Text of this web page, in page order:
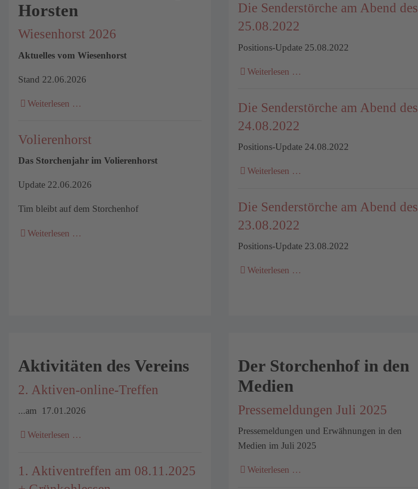
Horsten
Wiesenhorst 2026
Aktuelles vom Wiesenhorst
Stand 22.06.2026
Weiterlesen …
Volierenhorst
Das Storchenjahr im Volierenhorst
Update 22.06.2026
Tim bleibt auf dem Storchenhof
Weiterlesen …
Die Senderstörche am Abend des
25.08.2022
Positions-Update 25.08.2022
Weiterlesen …
Die Senderstörche am Abend des
24.08.2022
Positions-Update 24.08.2022
Weiterlesen …
Die Senderstörche am Abend des
23.08.2022
Positions-Update 23.08.2022
Weiterlesen …
Aktivitäten des Vereins
2. Aktiven-online-Treffen
...am 17.01.2026
Weiterlesen …
1. Aktiventreffen am 08.11.2025
Der Storchenhof in den
Medien
Pressemeldungen Juli 2025
Pressemeldungen und Erwähnungen in den
Medien im Juli 2025
Weiterlesen …